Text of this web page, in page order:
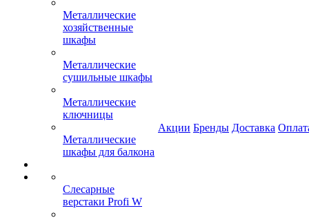
Металлические
хозяйственные
шкафы
Металлические
сушильные шкафы
Металлические
ключницы
Металлические
шкафы для балкона
Слесарные
верстаки Profi W
Акции Бренды Доставка